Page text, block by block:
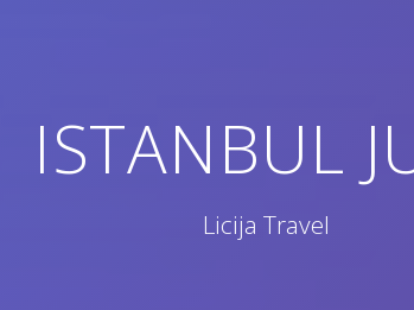
ISTANBUL
Licija Travel